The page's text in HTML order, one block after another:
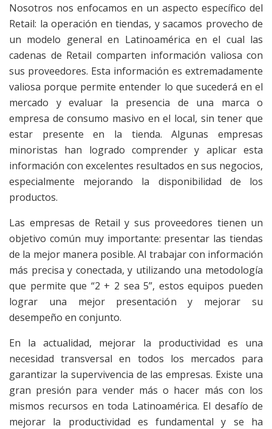
Nosotros nos enfocamos en un aspecto específico del
Retail: la operación en tiendas, y sacamos provecho de
un modelo general en Latinoamérica en el cual las
cadenas de Retail comparten información valiosa con
sus proveedores. Esta información es extremadamente
valiosa porque permite entender lo que sucederá en el
mercado y evaluar la presencia de una marca o
empresa de consumo masivo en el local, sin tener que
estar presente en la tienda. Algunas empresas
minoristas han logrado comprender y aplicar esta
información con excelentes resultados en sus negocios,
especialmente mejorando la disponibilidad de los
productos.
Las empresas de Retail y sus proveedores tienen un
objetivo común muy importante: presentar las tiendas
de la mejor manera posible. Al trabajar con información
más precisa y conectada, y utilizando una metodología
que permite que “2 + 2 sea 5”, estos equipos pueden
lograr una mejor presentación y mejorar su
desempeño en conjunto.
En la actualidad, mejorar la productividad es una
necesidad transversal en todos los mercados para
garantizar la supervivencia de las empresas. Existe una
gran presión para vender más o hacer más con los
mismos recursos en toda Latinoamérica. El desafío de
mejorar la productividad es fundamental y se ha